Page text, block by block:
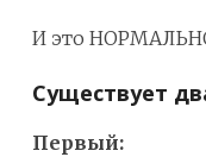
И это
Существует
Первый: